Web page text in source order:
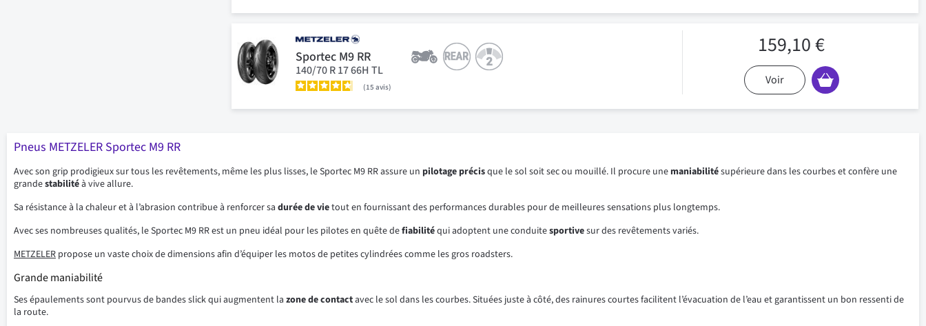
Sportec M9 RR
140/70 R 17 66H TL
15avis
159,10 €
Voir
Pneus METZELER Sportec M9 RR
Avec son grip prodigieux sur tous les revêtements, même les plus lisses, le Sportec M9 RR assure un pilotage précisque le sol soit sec ou mouillé. Il procure une maniabilitésupérieure dans les courbes et confère une
grandestabilitéà vive allure.
Sa résistance à la chaleur et à l’abrasion contribue à renforcer sa durée de vietout en fournissant des performances durables pour de meilleures sensations plus longtemps.
Avec ses nombreuses qualités, le Sportec M9 RR est un pneu idéal pour les pilotes en quête defiabilitéqui adoptent une conduitesportivesur des revêtements variés.
METZELER propose un vaste choix de dimensions afin d’équiper les motos de petites cylindrées comme les gros roadsters.
Grande maniabilité
Ses épaulements sont pourvus de bandes slick qui augmentent la zone de contactavec le sol dans les courbes. Situées juste à côté, des rainures courtes facilitent l’évacuation de l’eau et garantissent un bon ressenti de
la route.